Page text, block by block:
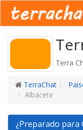
Terra
TerraChat
Albacete
¿Preparado para